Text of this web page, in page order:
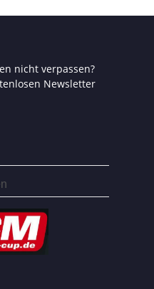
nicht verpassen?
Newsletter